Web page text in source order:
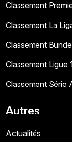
Classement
Classement La
Classement
Classement Ligue
Classement Série
Autres
Actualités